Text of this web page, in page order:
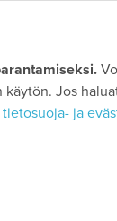
Jos
tietosuoja- ja